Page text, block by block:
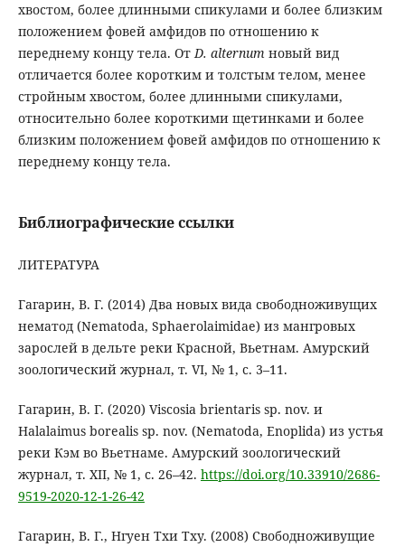
хвостом, более длинными спикулами и более близким
положением фовей амфидов по отношению к
переднему концу тела. ОтD. alternum новый вид
отличается более коротким и толстым телом, менее
стройным хвостом, более длинными спикулами,
относительно более короткими щетинками и более
близким положением фовей амфидов по отношению к
переднему концу тела.
Библиографические ссылки
ЛИТЕРАТУРА
Гагарин, В. Г. (2014) Два новых вида свободноживущих
нематод (Nematoda, Sphaerolaimidae) из мангровых
зарослей в дельте реки Красной, Вьетнам. Амурский
зоологический журнал, т. VI, № 1, с. 3–11.
Гагарин, В. Г. (2020) Viscosia brientaris sp. nov. и
Halalaimus borealis sp. nov. (Nematoda, Enoplida) из устья
реки Кэм во Вьетнаме. Амурский зоологический
журнал, т. XII, № 1, с. 26–42. https://doi.org/10.33910/2686-
9519-2020-12-1-26-42
Гагарин, В. Г., Нгуен Тхи Тху. (2008) Свободноживущие